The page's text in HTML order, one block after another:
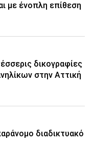
με ένοπλη επίθεση
δικογραφίες
στην Αττική
διαδικτυακό